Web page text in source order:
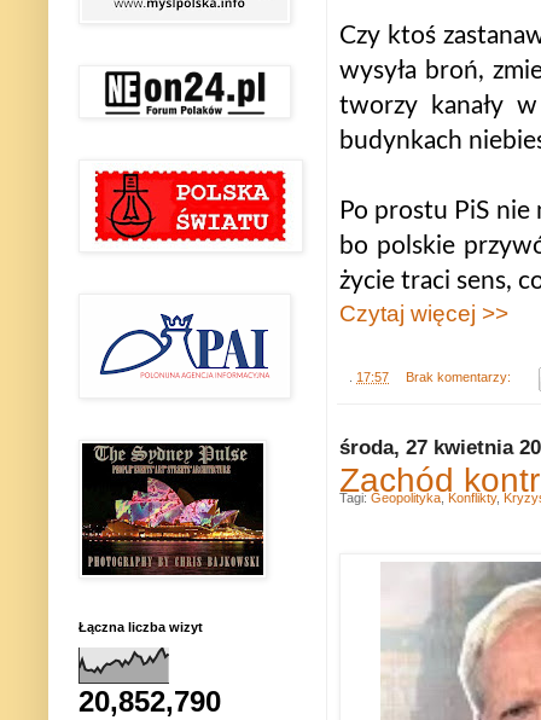
Czy ktoś
wysyła broń,
tworzy kanały
budynkach
Po prostu PiS nie
bo polskie
życie traci sens,
Czytaj więcej >>
17:57 Brak komentarzy:
środa, 27 kwietnia
Zachód
Tagi: Geopolityka Konflikty,
Łączna liczba wizyt
20,852,790